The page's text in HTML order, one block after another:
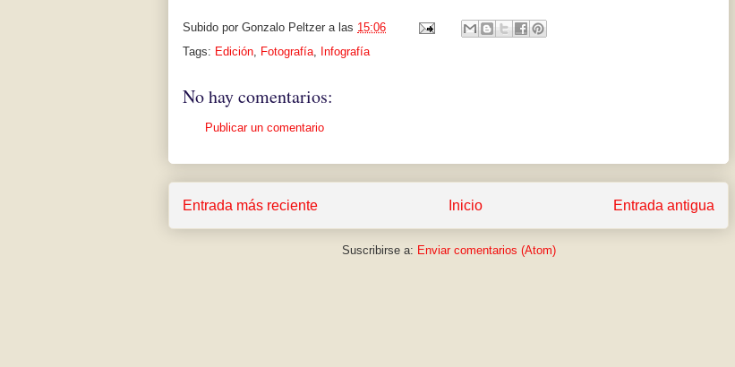
Subido por Gonzalo Peltzer a las 15:06
Tags: Edición, Fotografía, Infografía
No hay comentarios:
Publicar un comentario
Entrada más reciente Entrada antigua
Inicio
Suscribirse a: Enviar comentarios (Atom)